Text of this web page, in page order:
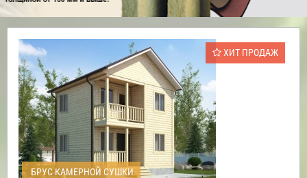
ХИТ ПРОДАЖ
БРУС КАМЕРНОЙ СУШКИ